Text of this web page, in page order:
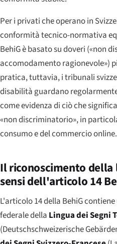
Per i privati che operano in
conformità tecnico-normativa
BehiG è basato su doveri («non
accomodamento ragionevole»)
pratica, tuttavia, i tribunali
disabilità guardano regolarmente
come evidenza di ciò che
«non discriminatorio», in
consumo e del commercio online.
Il riconoscimento della
sensi dell'articolo 14
L'articolo 14 della BehiG
federale della Lingua dei Segni
(Deutschschweizerische